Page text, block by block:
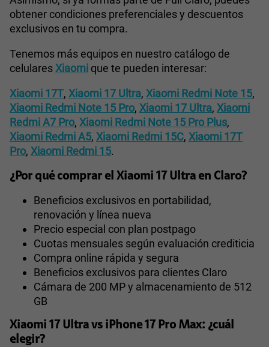
obtener condiciones preferenciales y descuentos
exclusivos en tu compra.
Tenemos más equipos en nuestro catálogo de
celularesXiaomi que te pueden interesar:
Xiaomi 17T, Xiaomi 17 Ultra, Xiaomi Redmi Note 15,
Xiaomi Redmi Note 15 Pro, Xiaomi 17 Ultra, Xiaomi
Redmi A7 Pro, Xiaomi Redmi Note 15 Pro Plus,
Xiaomi Redmi A5, Xiaomi Redmi 15C, Xiaomi 17T
Pro, Xiaomi Redmi 15.
¿Por qué comprar el Xiaomi 17 Ultra en Claro?
Beneficios exclusivos en portabilidad,
renovación y línea nueva
Precio especial con plan postpago
Cuotas mensuales según evaluación crediticia
Compra online rápida y segura
Beneficios exclusivos para clientes Claro
Cámara de 200 MP y almacenamiento de 512
GB
Xiaomi 17 Ultra vs iPhone 17 Pro Max: ¿cuál
elegir?